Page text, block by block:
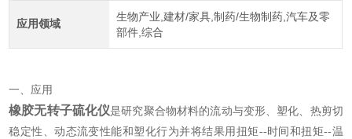
应用领域
生物产业,建材/家具,制药/生物制药,汽车及零
部件,综合
一、应用
橡胶无转子硫化仪是研究聚合物材料的流动与变形、塑化、热剪切
稳定性、动态流变性能和塑化行为并将结果用扭矩--时间和扭矩--温